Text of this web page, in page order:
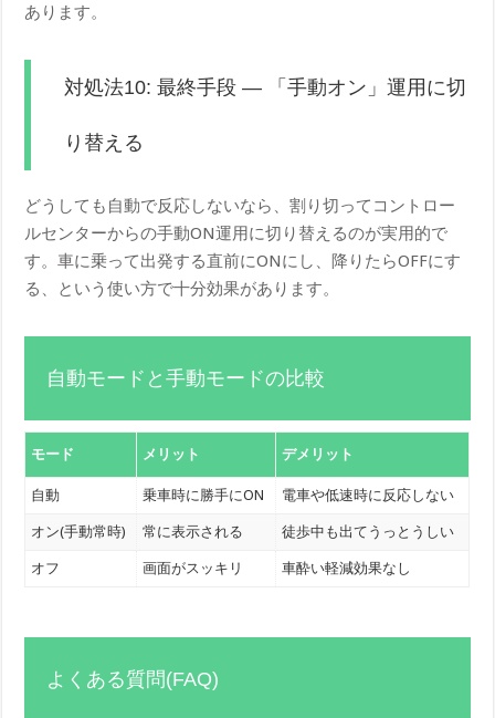
あります。
対処法10: 最終手段 — 「手動オン」運用に切
り替える
どうしても自動で反応しないなら、割り切ってコントロー
ルセンターからの手動ON運用に切り替えるのが実用的で
す。車に乗って出発する直前にONにし、降りたらOFFにす
る、という使い方で十分効果があります。
自動モードと手動モードの比較
モード メリット デメリット
自動 乗車時に勝手にON 電車や低速時に反応しない
オン(手動常時) 常に表示される 徒歩中も出てうっとうしい
オフ 画面がスッキリ 車酔い軽減効果なし
よくある質問(FAQ)